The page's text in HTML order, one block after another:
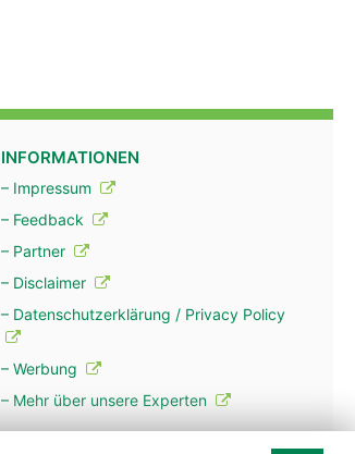
INFORMATIONEN
– Impressum
– Feedback
– Partner
– Disclaimer
– Datenschutzerklärung / Privacy Policy
– Werbung
– Mehr über unsere Experten